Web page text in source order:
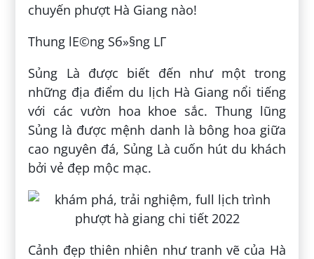
chuyến phượt Hà Giang nào!
Thung lЕ©ng Sб»§ng LГ
Sủng Là được biết đến như một trong
những địa điểm du lịch Hà Giang nổi tiếng
với các vườn hoa khoe sắc. Thung lũng
Sủng là được mệnh danh là bông hoa giữa
cao nguyên đá, Sủng Là cuốn hút du khách
bởi vẻ đẹp mộc mạc.
Cảnh đẹp thiên nhiên như tranh vẽ của Hà